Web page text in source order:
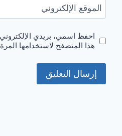
الموقع الإلكتروني
احفظ اسمي، بريدي
هذا المتصفح لاستخدامها